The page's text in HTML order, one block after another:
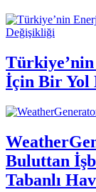
Değişikliği
İçin Bir Yol
Buluttan
Tabanlı